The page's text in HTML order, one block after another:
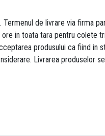
de livrare via firma
in toata tara pentru colete
produsului ca fiind
Livrarea produselor